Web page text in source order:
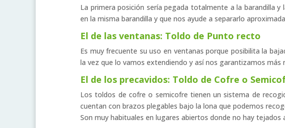
La primera posición sería pegada totalmente a la barandilla
en la misma barandilla y que nos ayude a separarlo
El de las ventanas: Toldo de Punto recto
Es muy frecuente su uso en ventanas porque posibilita la
la vez que lo vamos extendiendo y así nos garantizamos
El de los precavidos: Toldo de Cofre o
Los toldos de cofre o semicofre tienen un sistema de
cuentan con brazos plegables bajo la lona que podemos
Son muy habituales en lugares abiertos donde no hay tejados